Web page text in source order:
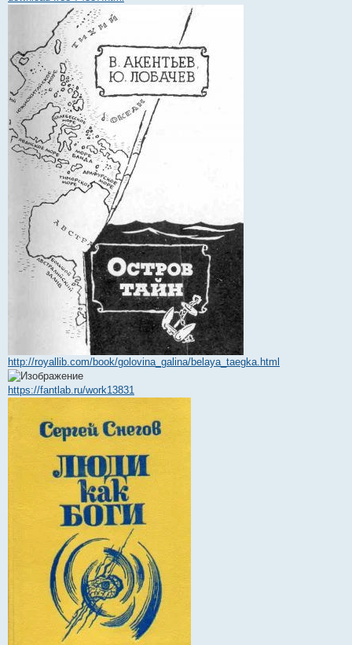
http://royallib.com/book/golovina_galina/belaya_taegka.html
https://fantlab.ru/work13831